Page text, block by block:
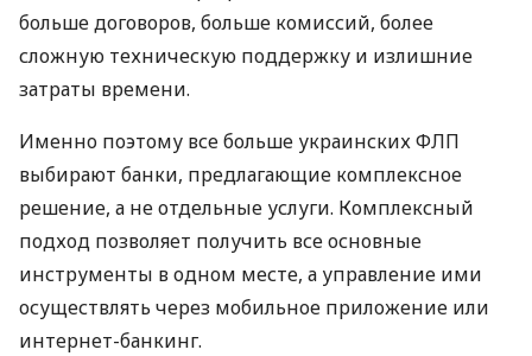
больше договоров, больше комиссий, более
сложную техническую поддержку и излишние
затраты времени.
Именно поэтому все больше украинских ФЛП
выбирают банки, предлагающие комплексное
решение, а не отдельные услуги. Комплексный
подход позволяет получить все основные
инструменты в одном месте, а управление ими
осуществлять через мобильное приложение или
интернет-банкинг.